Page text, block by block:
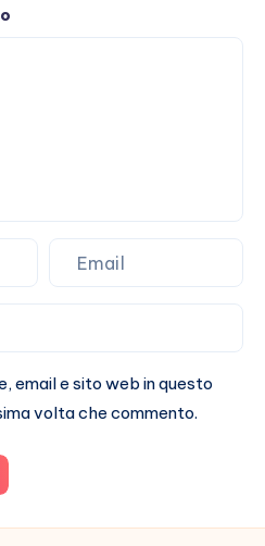
email e sito web in questo
volta che commento.